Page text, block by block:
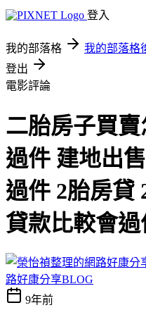
登入
我的部落格 我的部落格
登出
電影評論
二胎房子買
過件 建地出
過件 2胎房貸
貸款比較會過
路好康分享BLOG
9年前